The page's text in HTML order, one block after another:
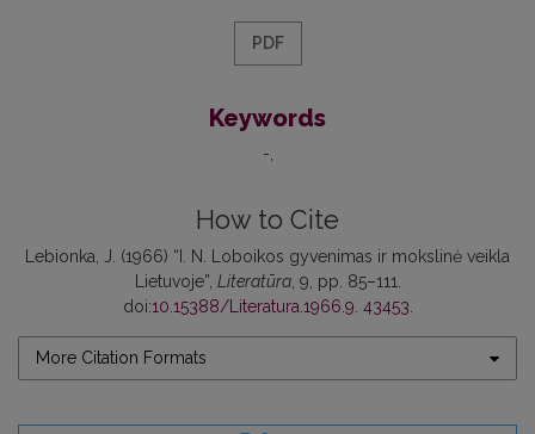
PDF
Keywords
-
How to Cite
Lebionka, J. (1966) “I. N. Loboikos gyvenimas ir mokslinė veikla
Lietuvoje”, Literatūra, 9, pp. 85–111.
doi:10.15388/Literatura.1966.9. 43453.
More Citation Formats